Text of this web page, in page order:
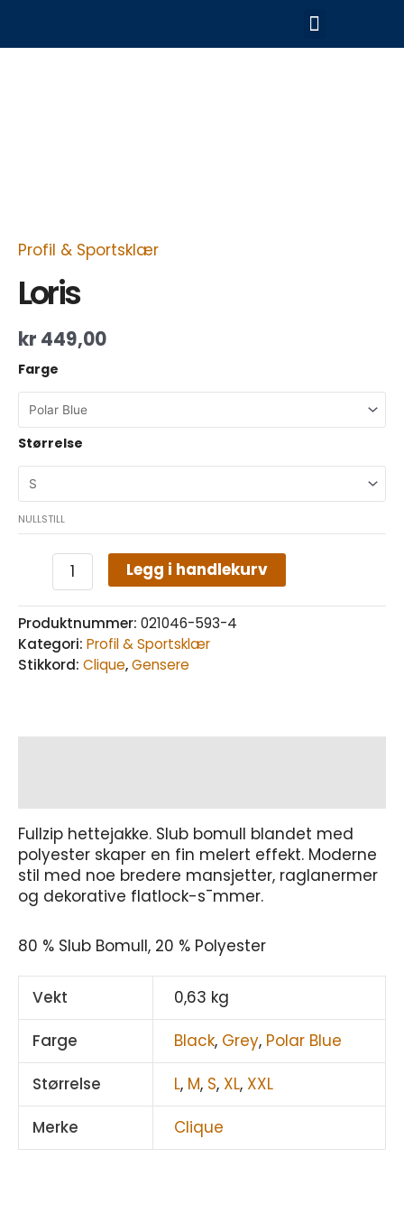
til
Meny
Profil & Sportsklær
Loris
kr 449,00
Farge
Størrelse
NULLSTILL
Legg i handlekurv
Produktnummer: 021046-593-4
Kategori: Profil & Sportsklær
Stikkord: Clique,Gensere
Fullzip hettejakke. Slub bomull blandet med
polyester skaper en fin melert effekt. Moderne
stil med noe bredere mansjetter, raglanermer
og dekorative flatlock-s¯mmer.
80 % Slub Bomull, 20 % Polyester
Vekt
0,63 kg
Farge
Black, Grey, Polar Blue
Størrelse
L, M, S, XL, XXL
Merke
Clique